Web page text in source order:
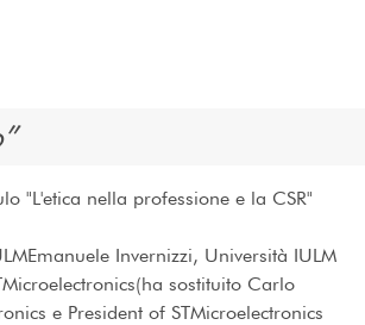
"L'etica nella professione e la CSR"
Invernizzi, Università IULM
sostituito Carlo
e President of STMicroelectronics